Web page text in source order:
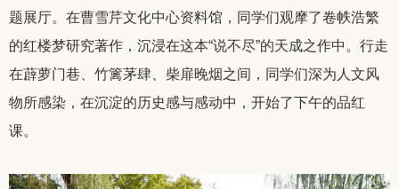
题展厅。在曹雪芹文化中心资料馆，同学们观摩了卷帙浩繁
的红楼梦研究著作，沉浸在这本“说不尽”的天成之作中。行走
在薜萝门巷、竹篱茅肆、柴扉晚烟之间，同学们深为人文风
物所感染，在沉淀的历史感与感动中，开始了下午的品红
课。